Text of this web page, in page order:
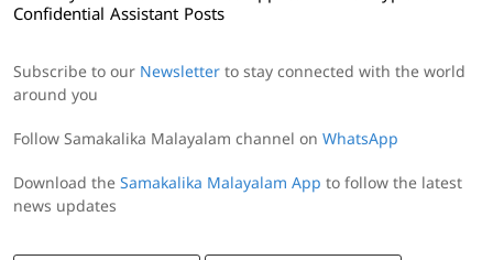
Confidential Assistant Posts
Subscribe to our Newsletter to stay connected with the world
around you
Follow Samakalika Malayalam channel on WhatsApp
Download the Samakalika Malayalam App to follow the latest
news updates